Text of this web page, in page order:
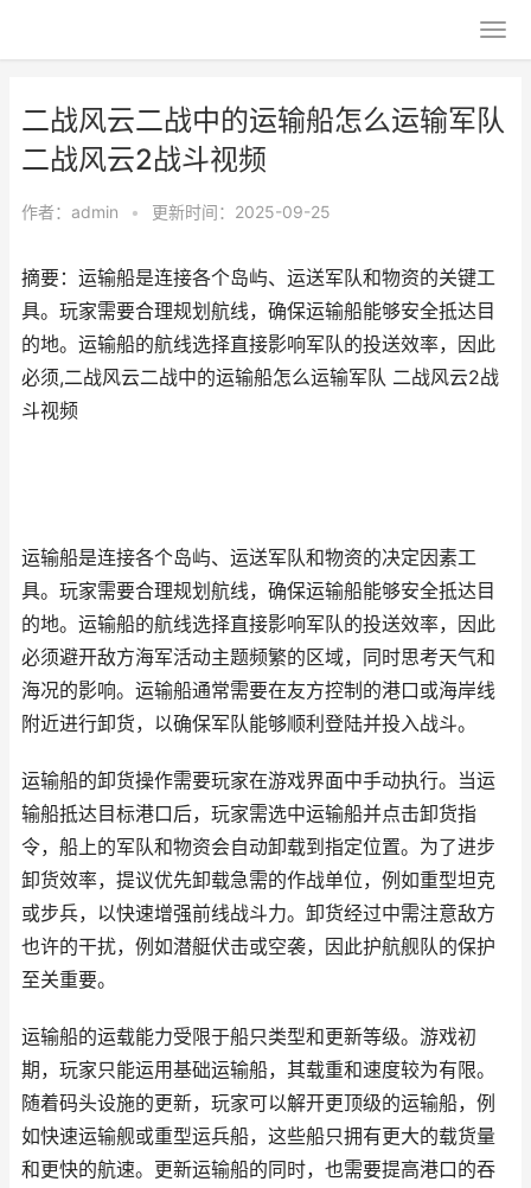
二战风云二战中的运输船怎么运输军队
二战风云2战斗视频
作者： admin • 更新时间：2025-09-25
摘要：运输船是连接各个岛屿、运送军队和物资的关键工
具。玩家需要合理规划航线，确保运输船能够安全抵达目
的地。运输船的航线选择直接影响军队的投送效率，因此
必须,二战风云二战中的运输船怎么运输军队 二战风云2战
斗视频
运输船是连接各个岛屿、运送军队和物资的决定因素工
具。玩家需要合理规划航线，确保运输船能够安全抵达目
的地。运输船的航线选择直接影响军队的投送效率，因此
必须避开敌方海军活动主题频繁的区域，同时思考天气和
海况的影响。运输船通常需要在友方控制的港口或海岸线
附近进行卸货，以确保军队能够顺利登陆并投入战斗。
运输船的卸货操作需要玩家在游戏界面中手动执行。当运
输船抵达目标港口后，玩家需选中运输船并点击卸货指
令，船上的军队和物资会自动卸载到指定位置。为了进步
卸货效率，提议优先卸载急需的作战单位，例如重型坦克
或步兵，以快速增强前线战斗力。卸货经过中需注意敌方
也许的干扰，例如潜艇伏击或空袭，因此护航舰队的保护
至关重要。
运输船的运载能力受限于船只类型和更新等级。游戏初
期，玩家只能运用基础运输船，其载重和速度较为有限。
随着码头设施的更新，玩家可以解开更顶级的运输船，例
如快速运输舰或重型运兵船，这些船只拥有更大的载货量
和更快的航速。更新运输船的同时，也需要提高港口的吞